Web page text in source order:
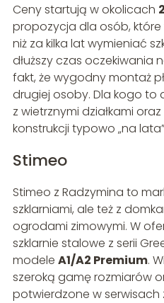
Ceny startują w okolicach
propozycja dla osób,
niż za kilka lat wymieniać
dłuższy czas oczekiwania
fakt, że wygodny montaż
drugiej osoby. Dla kogo to
z wietrznymi działkami
konstrukcji typowo „na
Stimeo
Stimeo z Radzymina to
szklarniami, ale też z
ogrodami zimowymi. W
szklarnie stalowe z serii
modele A1/A2 Premium.
szeroką gamę rozmiarów
potwierdzone w serwisach